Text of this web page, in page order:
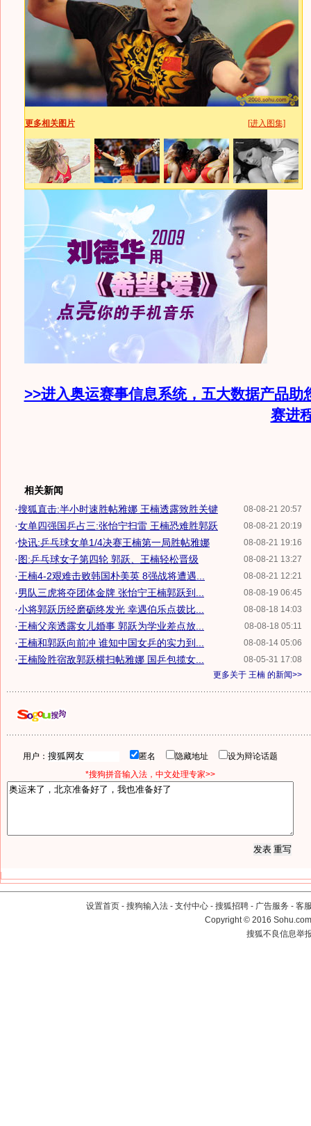
更多相关图片 [进入图集]
>>进入奥运赛事信息系统，五大数据产品助
赛进
相关新闻
08-08-21 20:57
·搜狐直击:半小时速胜帖雅娜 王楠透露致胜关键
08-08-21 20:19
·女单四强国乒占三:张怡宁扫雷 王楠恐难胜郭跃
08-08-21 19:16
·快讯:乒乓球女单1/4决赛王楠第一局胜帖雅娜
08-08-21 13:27
·图:乒乓球女子第四轮 郭跃、王楠轻松晋级
08-08-21 12:21
·王楠4-2艰难击败韩国朴美英 8强战将遭遇...
08-08-19 06:45
·男队三虎将夺团体金牌 张怡宁王楠郭跃到...
08-08-18 14:03
·小将郭跃历经磨砺终发光 幸遇伯乐点拨比...
08-08-18 05:11
·王楠父亲透露女儿婚事 郭跃为学业差点放...
08-08-14 05:06
·王楠和郭跃向前冲 谁知中国女乒的实力到...
08-05-31 17:08
·王楠险胜宿敌郭跃横扫帖雅娜 国乒包揽女...
更多关于 王楠 的新闻>>
用户： 匿名 隐藏地址
设为辩论话题
*搜狗拼音输入法，中文处理专家>>
设置首页 - 搜狗输入法 - 支付中心 - 搜狐招聘 - 广告服务 - 客
Copyright©2016
搜狐不良信息举